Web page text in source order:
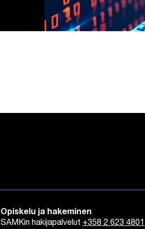
Opiskelu ja hakeminen
SAMKin hakijapalvelut +358 2 623 4801